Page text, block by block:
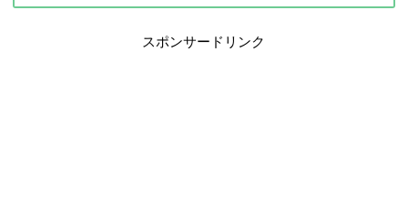
スポンサードリンク